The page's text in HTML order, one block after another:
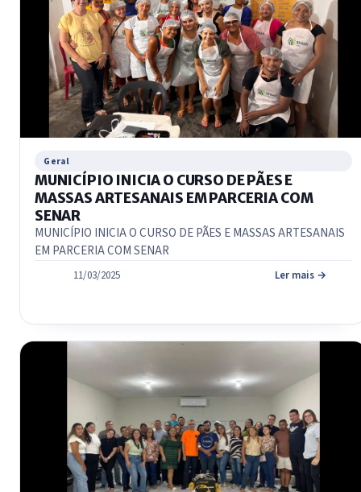
Geral
MUNICÍPIO INICIA O CURSO DE PÃES E
MASSAS ARTESANAIS EM PARCERIA COM
SENAR
MUNICÍPIO INICIA O CURSO DE PÃES E MASSAS ARTESANAIS
EM PARCERIA COM SENAR
11/03/2025 Ler mais →